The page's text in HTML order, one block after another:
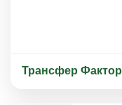
Трансфер